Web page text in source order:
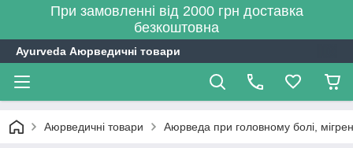
При замовленні від 2000 грн доставка
безкоштовна
Ayurveda Аюрведичні товари
Аюрведичні товари Аюрведа при головному болі,